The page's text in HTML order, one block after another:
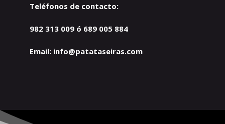
Teléfonos de contacto:
982 313 009 ó 689 005 884
Email: info@patataseiras.com